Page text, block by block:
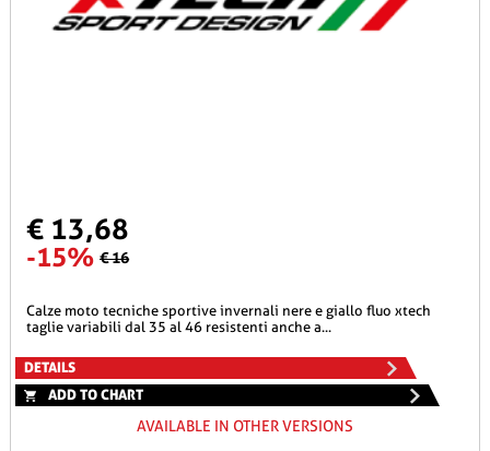
€ 13,68
-15% € 16
calze moto tecniche sportive invernali nere e giallo fluo xtech
taglie variabili dal 35 al 46 resistenti anche a...
DETAILS
ADD TO CHART
AVAILABLE IN OTHER VERSIONS